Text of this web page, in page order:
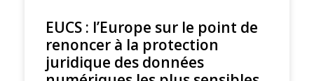
EUCS : l’Europe sur le point de
renoncer à la protection
juridique des données